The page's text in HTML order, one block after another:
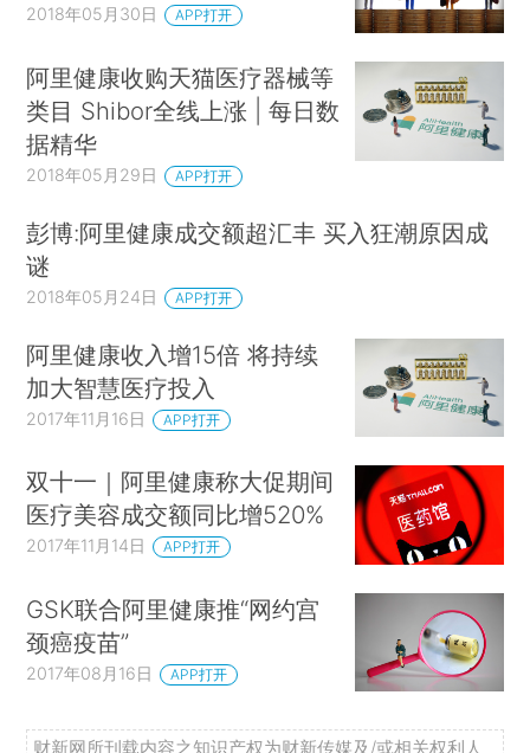
2018年05月30日 APP打开
阿里健康收购天猫医疗器械等
类目 Shibor全线上涨 | 每日数
据精华
2018年05月29日 APP打开
彭博:阿里健康成交额超汇丰 买入狂潮原因成
谜
2018年05月24日 APP打开
阿里健康收入增15倍 将持续
加大智慧医疗投入
2017年11月16日 APP打开
双十一｜阿里健康称大促期间
医疗美容成交额同比增520%
2017年11月14日 APP打开
GSK联合阿里健康推“网约宫
颈癌疫苗”
2017年08月16日 APP打开
财新网所刊载内容之知识产权为财新传媒及/或相关权利人